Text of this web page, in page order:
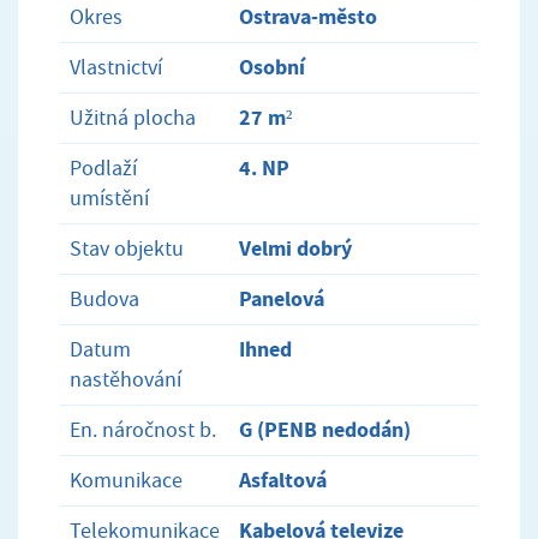
Okres Ostrava-město
Vlastnictví Osobní
Užitná plocha 27 m²
Podlaží
umístění
4. NP
Stav objektu Velmi dobrý
Budova Panelová
Datum
nastěhování
Ihned
En. náročnost b. G (PENB nedodán)
Komunikace Asfaltová
Telekomunikace Kabelová televize